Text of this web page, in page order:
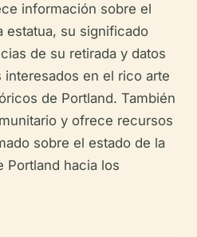
información sobre el
estatua, su significado
de su retirada y datos
en el rico arte
de Portland. También
y ofrece recursos
sobre el estado de la
Portland hacia los